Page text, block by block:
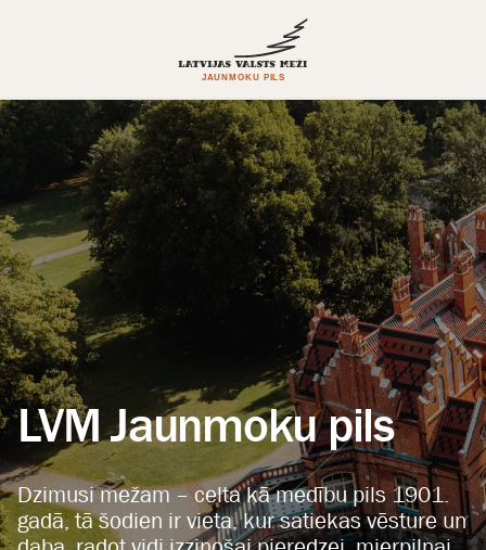
LVM Jaunmoku pils
Dzimusi mežam – celta kā medību pils 1901.
gadā, tā šodien ir vieta, kur satiekas vēsture un